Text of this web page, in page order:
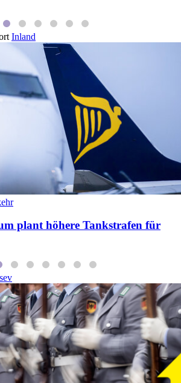
Inland
plant höhere Tankstrafen für